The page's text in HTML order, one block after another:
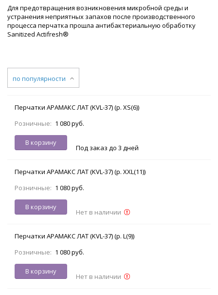
Для предотвращения возникновения микробной среды и
устранения неприятных запахов после производственного
процесса перчатка прошла антибактериальную обработку
Sanitized Actifresh®
по популярности
Перчатки АРАМАКС ЛАТ (KVL-37) (р. XS(6))
Розничные: 1 080 руб.
В корзину
Под заказ до 3 дней
Перчатки АРАМАКС ЛАТ (KVL-37) (р. XXL(11))
Розничные: 1 080 руб.
В корзину
Нет в наличии
Перчатки АРАМАКС ЛАТ (KVL-37) (р. L(9))
Розничные: 1 080 руб.
В корзину
Нет в наличии